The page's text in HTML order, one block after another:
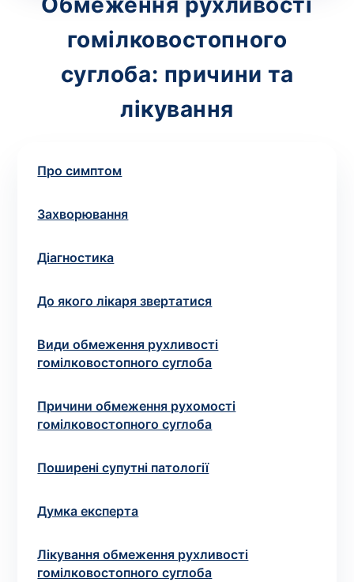
гомілковостопного
суглоба: причини та
лікування
Про симптом
Захворювання
Діагностика
До якого лікаря звертатися
Види обмеження рухливості
гомілковостопного суглоба
Причини обмеження рухомості
гомілковостопного суглоба
Поширені супутні патології
Думка експерта
Лікування обмеження рухливості
гомілковостопного суглоба
Ваше ім'я *
Вибрати клініку
Оформити замовлення
запишіться до лікаряна консультацію .
своєчасного оновлення розміщеного на сайті прайс-
листа. Проте, щоб уникнути можливих непорозумінь,
виконання досліджень за телефонами, вказаними на